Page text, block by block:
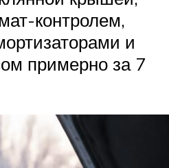
контролем,
и
примерно за 7